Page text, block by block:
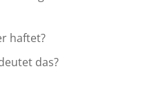
haftet?
das?